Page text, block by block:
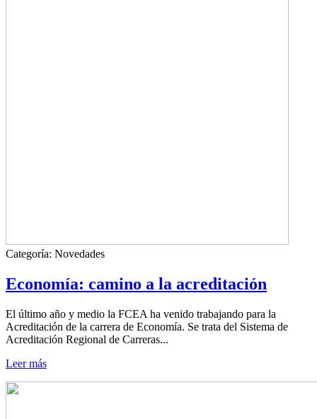
Categoría: Novedades
Economía: camino a la acreditación
El último año y medio la FCEA ha venido trabajando para la
Acreditación de la carrera de Economía. Se trata del Sistema de
Acreditación Regional de Carreras...
Leer más